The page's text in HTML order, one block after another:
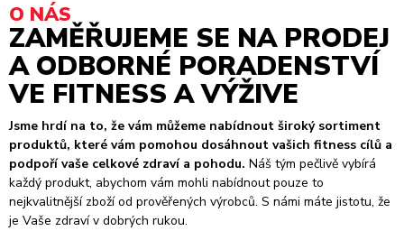
O NÁS
ZAMĚŘUJEME SE NA PRODEJ
A ODBORNÉ PORADENSTVÍ
VE FITNESS A VÝŽIVE
Jsme hrdí na to, že vám můžeme nabídnout široký sortiment
produktů, které vám pomohou dosáhnout vašich fitness cílů a
podpoří vaše celkové zdraví a pohodu. Náš tým pečlivě vybírá
každý produkt, abychom vám mohli nabídnout pouze to
nejkvalitnější zboží od prověřených výrobců. S námi máte jistotu, že
je Vaše zdraví v dobrých rukou.